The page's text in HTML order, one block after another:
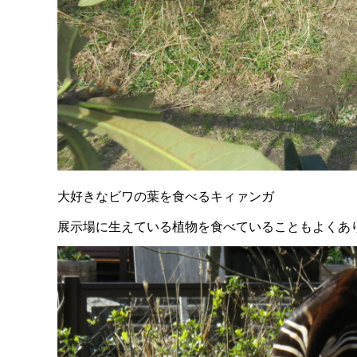
大好きなビワの葉を食べるキィァンガ
展示場に生えている植物を食べていることもよくあ